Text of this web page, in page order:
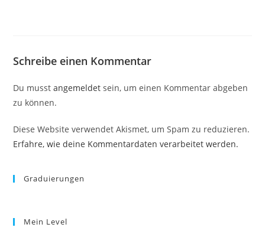
Schreibe einen Kommentar
Du musstangemeldet sein, um einen Kommentar abgeben
zu können.
Diese Website verwendet Akismet, um Spam zu reduzieren.
Erfahre, wie deine Kommentardaten verarbeitet werden.
Graduierungen
Mein Level